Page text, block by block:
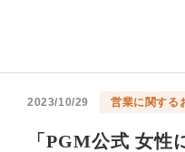
2023/10/29 営業に関する
「PGM公式 女性